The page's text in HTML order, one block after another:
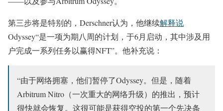
第三步将是特别的，Derschner认为，他继续解释说
Odyssey“是一项为期八周的计划，于6月启动，其中涉及用
户完成一系列任务以赢得NFT”。他补充说：
“由于网络拥塞，他们暂停了Odyssey。但是，随着
Arbitrum Nitro（一次重大的网络升级）的推出，预计
很快就会恢复。这很可能是获得空投的第一个先决条